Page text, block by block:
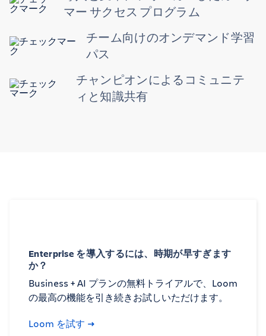
マー サクセス プログラム
チーム向けのオンデマンド学習
パス
チャンピオンによるコミュニテ
ィと知識共有
Enterprise を導入するには、時期が早すぎます
か？
Business + AI プランの無料トライアルで、Loom
の最高の機能を引き続きお試しいただけます。
Loom を試す